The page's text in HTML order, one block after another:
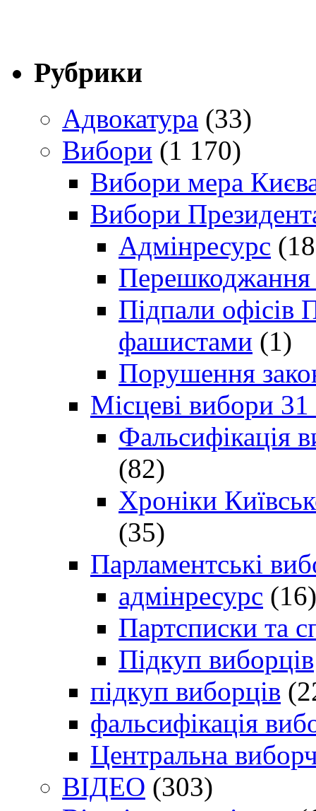
Рубрики
Адвокатура (33)
Вибори (1 170)
Вибори мера
Вибори
Адмінресурс
Перешкоджання
Підпали офісів
фашистами (1)
Порушення
Місцеві вибори
Фальсифікація
(82)
Хроніки
(35)
Парламентські
адмінресурс (16)
Партсписки та
Підкуп виборців
підкуп виборців
фальсифікація
Центральна
ВІДЕО (303)